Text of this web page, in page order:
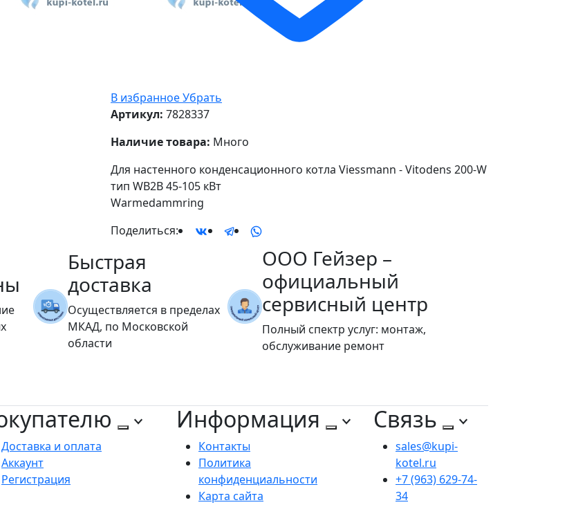
В избранноеУбрать
Артикул: 7828337
Наличие товара: Много
Для настенного конденсационного котла Viessmann - Vitodens 200-W
тип WB2B 45-105 кВт
Warmedammring
Поделиться:
Быстрая
доставка
Осуществляется в пределах
МКАД, по Московской
области
ООО Гейзер –
официальный
сервисный центр
Полный спектр услуг: монтаж,
обслуживание ремонт
Доставка и оплата
Аккаунт
Регистрация
Информация
Контакты
Политика
конфиденциальности
Карта сайта
Связь
sales@kupi-
kotel.ru
+7 (963) 629-74-
34